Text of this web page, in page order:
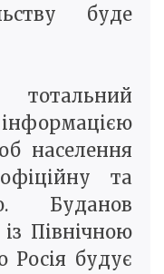
буде
населення
та
Буданов
Північною
Росія будує